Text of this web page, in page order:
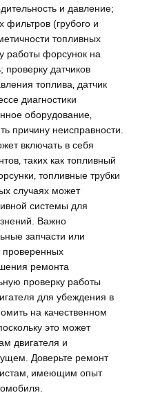
и давление;
фильтров (грубого и
топливных
работы форсунок на
проверку датчиков
топлива‚ датчик
диагностики
оборудование‚
причину неисправности.
включать в себя
таких как топливный
топливные трубки
случаях может
системы для
Важно
запчасти или
проверенных
ремонта
проверку работы
для убеждения в
на качественном
это может
двигателя и
Доверьте ремонт
имеющим опыт